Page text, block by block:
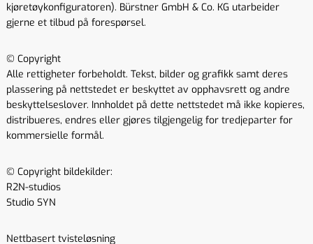
kjøretøykonfiguratoren). Bürstner GmbH & Co. KG utarbeider
gjerne et tilbud på forespørsel.
© Copyright
Alle rettigheter forbeholdt. Tekst, bilder og grafikk samt deres
plassering på nettstedet er beskyttet av opphavsrett og andre
beskyttelseslover. Innholdet på dette nettstedet må ikke kopieres,
distribueres, endres eller gjøres tilgjengelig for tredjeparter for
kommersielle formål.
© Copyright bildekilder:
R2N-studios
Studio SYN
Nettbasert tvisteløsning